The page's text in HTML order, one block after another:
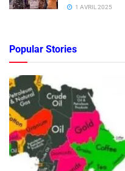
1 AVRIL 2025
Popular Stories